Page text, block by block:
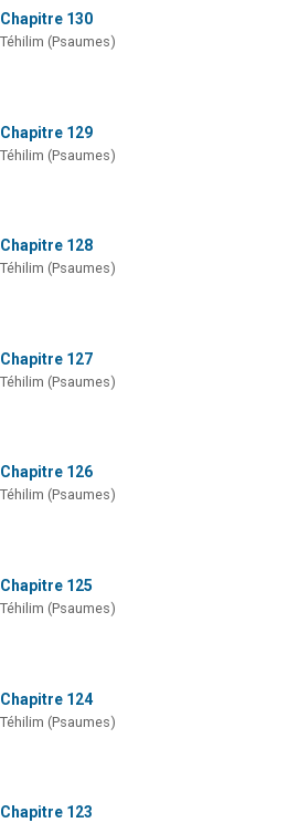
Chapitre 130
Téhilim (Psaumes)
Chapitre 129
Téhilim (Psaumes)
Chapitre 128
Téhilim (Psaumes)
Chapitre 127
Téhilim (Psaumes)
Chapitre 126
Téhilim (Psaumes)
Chapitre 125
Téhilim (Psaumes)
Chapitre 124
Téhilim (Psaumes)
Chapitre 123